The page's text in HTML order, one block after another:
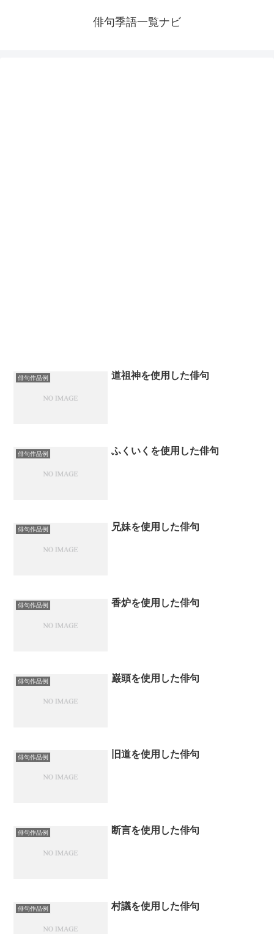
俳句季語一覧ナビ
俳句作品例 道祖神を使用した俳句
俳句作品例 ふくいくを使用した俳句
俳句作品例 兄妹を使用した俳句
俳句作品例 香炉を使用した俳句
俳句作品例 巌頭を使用した俳句
俳句作品例 旧道を使用した俳句
俳句作品例 断言を使用した俳句
俳句作品例 村議を使用した俳句